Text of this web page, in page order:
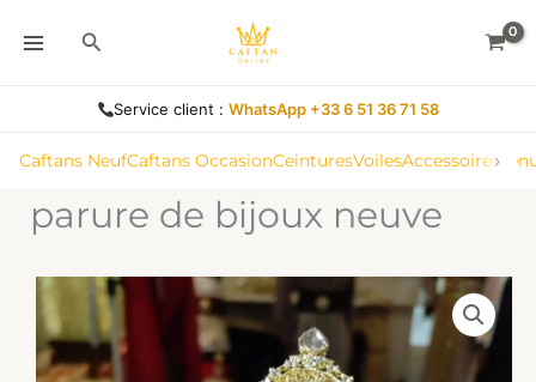
Rechercher
Service client : WhatsApp +33 6 51 36 71 58
Caftans NeufCaftans OccasionCeinturesVoilesAccessoires
›
parure de bijoux neuve
quantité
de
parure
de
neuve